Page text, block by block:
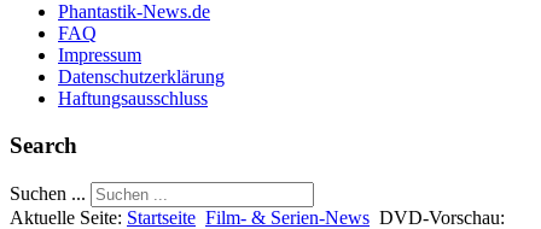
Phantastik-News.de
FAQ
Impressum
Datenschutzerklärung
Haftungsausschluss
Search
Suchen ...
Aktuelle Seite: Startseite Film- & Serien-News DVD-Vorschau: